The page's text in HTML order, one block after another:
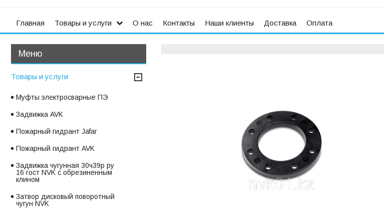
Главная Товары и услуги О нас Контакты Наши клиенты Доставка Оплата
Товары и услуги
Муфты электросварные ПЭ
Задвижка AVK
Пожарный гидрант Jafar
Пожарный гидрант AVK
Задвижка чугунная 30ч39р ру
16 гост NVK с обрезиненным
клином
Затвор дисковый поворотный
чугун NVK